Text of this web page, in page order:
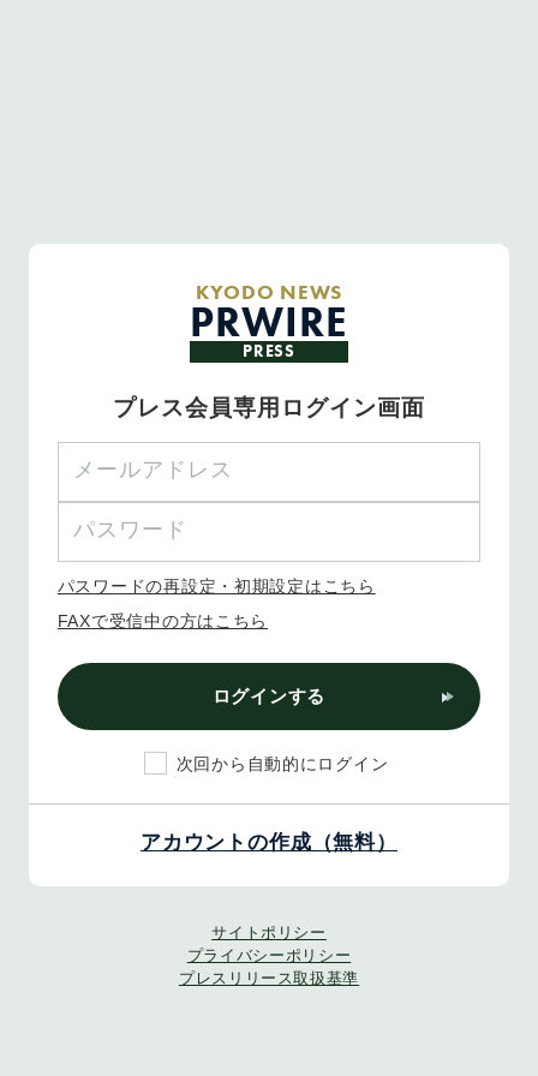
KYODO NEWS
PRWIRE
PRESS
プレス会員専用ログイン画面
パスワードの再設定・初期設定はこちら
FAXで受信中の方はこちら
ログインする
次回から自動的にログイン
アカウントの作成（無料）
サイトポリシー
プライバシーポリシー
プレスリリース取扱基準